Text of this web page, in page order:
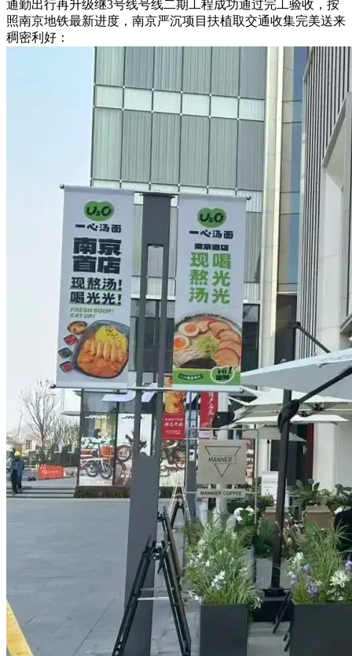
通勤出行再升级继3号线号线二期工程成功通过完工验收，按
照南京地铁最新进度，南京严沉项目扶植取交通收集完美送来
稠密利好：